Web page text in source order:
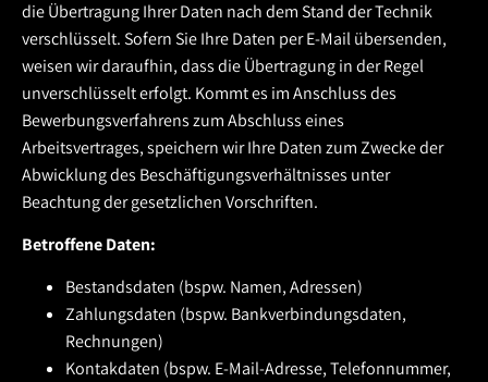
die Übertragung Ihrer Daten nach dem Stand der Technik
verschlüsselt. Sofern Sie Ihre Daten per E-Mail übersenden,
weisen wir daraufhin, dass die Übertragung in der Regel
unverschlüsselt erfolgt. Kommt es im Anschluss des
Bewerbungsverfahrens zum Abschluss eines
Arbeitsvertrages, speichern wir Ihre Daten zum Zwecke der
Abwicklung des Beschäftigungsverhältnisses unter
Beachtung der gesetzlichen Vorschriften.
Betroffene Daten:
Bestandsdaten (bspw. Namen, Adressen)
Zahlungsdaten (bspw. Bankverbindungsdaten,
Rechnungen)
Kontakdaten (bspw. E-Mail-Adresse, Telefonnummer,